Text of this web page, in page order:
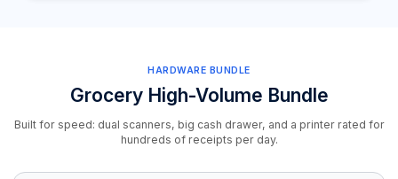
HARDWARE BUNDLE
Grocery High-Volume Bundle
Built for speed: dual scanners, big cash drawer, and a printer rated for
hundreds of receipts per day.